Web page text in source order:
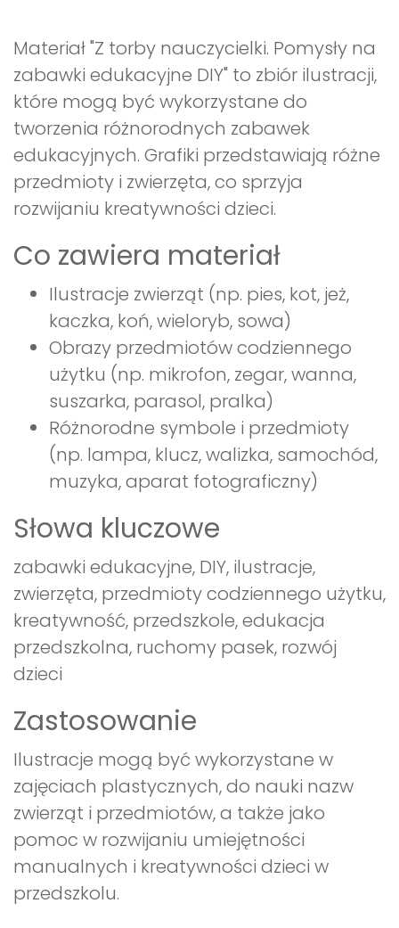
Materiał "Z torby nauczycielki. Pomysły na
zabawki edukacyjne DIY" to zbiór ilustracji,
które mogą być wykorzystane do
tworzenia różnorodnych zabawek
edukacyjnych. Grafiki przedstawiają różne
przedmioty i zwierzęta, co sprzyja
rozwijaniu kreatywności dzieci.
Co zawiera materiał
Ilustracje zwierząt (np. pies, kot, jeż,
kaczka, koń, wieloryb, sowa)
Obrazy przedmiotów codziennego
użytku (np. mikrofon, zegar, wanna,
suszarka, parasol, pralka)
Różnorodne symbole i przedmioty
(np. lampa, klucz, walizka, samochód,
muzyka, aparat fotograficzny)
Słowa kluczowe
zabawki edukacyjne, DIY, ilustracje,
zwierzęta, przedmioty codziennego użytku,
kreatywność, przedszkole, edukacja
przedszkolna, ruchomy pasek, rozwój
dzieci
Zastosowanie
Ilustracje mogą być wykorzystane w
zajęciach plastycznych, do nauki nazw
zwierząt i przedmiotów, a także jako
pomoc w rozwijaniu umiejętności
manualnych i kreatywności dzieci w
przedszkolu.